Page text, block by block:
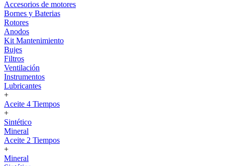
Accesorios de motores
Bornes y Baterias
Rotores
Anodos
Kit Mantenimiento
Bujes
Filtros
Ventilación
Instrumentos
Lubricantes
+
Aceite 4 Tiempos
+
Sintético
Mineral
Aceite 2 Tiempos
+
Mineral